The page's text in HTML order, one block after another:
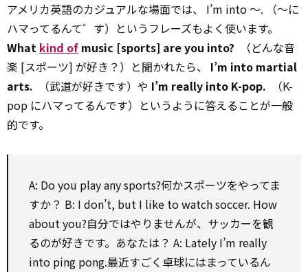
アメリカ英語のカジュアルな場面では、 I’m into ～. （～に
ハマってるんて゛す）というフレーズもよく使います。
What kind of music [sports] are you into? （どんな音
楽 [スポーツ] が好き？）と聞かれたら、 I’m into martial
arts. （武道が好きです）や I’m really into K-pop. （K-
pop にハマってるんです）というように答えることが一般
的です。
A: Do you playanysports?何かスポーツをやってま
すか？ B: I don’t, but I like towatch soccer. How
aboutyou?自分ではやりませんが、サッカーを観
るのが好きです。あなたは？ A: Lately I’m really
into ping pong.最近すごく卓球にはまっているん